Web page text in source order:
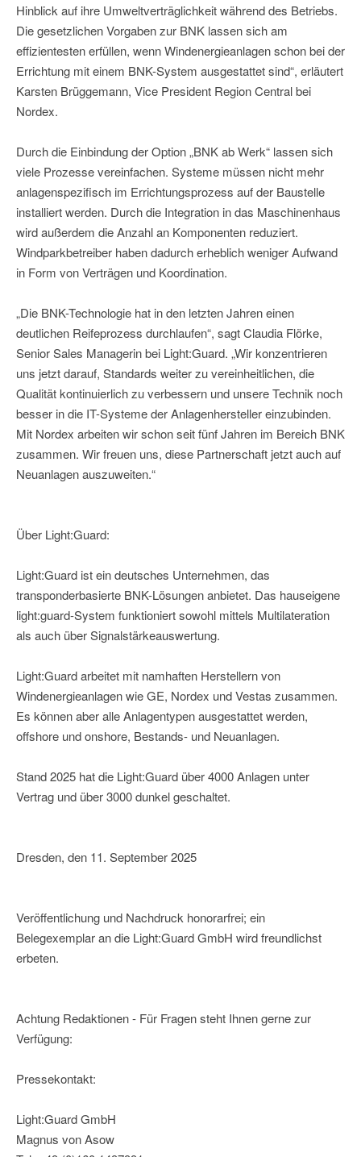
Hinblick auf ihre Umweltverträglichkeit während des Betriebs.
Die gesetzlichen Vorgaben zur BNK lassen sich am
effizientesten erfüllen, wenn Windenergieanlagen schon bei der
Errichtung mit einem BNK-System ausgestattet sind“, erläutert
Karsten Brüggemann, Vice President Region Central bei
Nordex.
Durch die Einbindung der Option „BNK ab Werk“ lassen sich
viele Prozesse vereinfachen. Systeme müssen nicht mehr
anlagenspezifisch im Errichtungsprozess auf der Baustelle
installiert werden. Durch die Integration in das Maschinenhaus
wird außerdem die Anzahl an Komponenten reduziert.
Windparkbetreiber haben dadurch erheblich weniger Aufwand
in Form von Verträgen und Koordination.
„Die BNK-Technologie hat in den letzten Jahren einen
deutlichen Reifeprozess durchlaufen“, sagt Claudia Flörke,
Senior Sales Managerin bei Light:Guard. „Wir konzentrieren
uns jetzt darauf, Standards weiter zu vereinheitlichen, die
Qualität kontinuierlich zu verbessern und unsere Technik noch
besser in die IT-Systeme der Anlagenhersteller einzubinden.
Mit Nordex arbeiten wir schon seit fünf Jahren im Bereich BNK
zusammen. Wir freuen uns, diese Partnerschaft jetzt auch auf
Neuanlagen auszuweiten.“
Über Light:Guard:
Light:Guard ist ein deutsches Unternehmen, das
transponderbasierte BNK-Lösungen anbietet. Das hauseigene
light:guard-System funktioniert sowohl mittels Multilateration
als auch über Signalstärkeauswertung.
Light:Guard arbeitet mit namhaften Herstellern von
Windenergieanlagen wie GE, Nordex und Vestas zusammen.
Es können aber alle Anlagentypen ausgestattet werden,
offshore und onshore, Bestands- und Neuanlagen.
Stand 2025 hat die Light:Guard über 4000 Anlagen unter
Vertrag und über 3000 dunkel geschaltet.
Dresden, den 11. September 2025
Veröffentlichung und Nachdruck honorarfrei; ein
Belegexemplar an die Light:Guard GmbH wird freundlichst
erbeten.
Achtung Redaktionen - Für Fragen steht Ihnen gerne zur
Verfügung:
Pressekontakt:
Light:Guard GmbH
Magnus von Asow